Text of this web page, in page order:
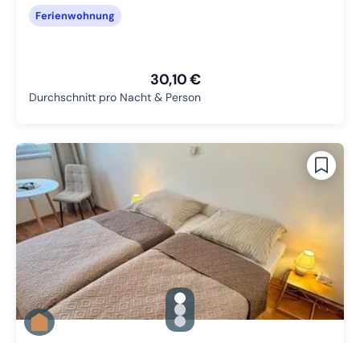
Ferienwohnung
30,10 €
Durchschnitt pro Nacht & Person
gallery.slide_selector
Zu Slide 1 wechseln
Zu Slide 2 wechseln
Zu Slide 3 wechseln